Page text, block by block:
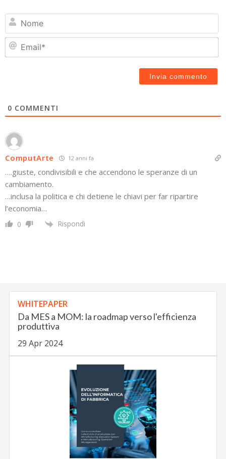
0 COMMENTI
ComputArte 12 anni fa
….giuste, condivisibili e che accendono le speranze di un
cambiamento.
…inclusa la politica e chi detiene le chiavi per far ripartire
l’economia…
0 Rispondi
WHITEPAPER
Da MES a MOM: la roadmap verso l'efficienza
produttiva
29 Apr 2024